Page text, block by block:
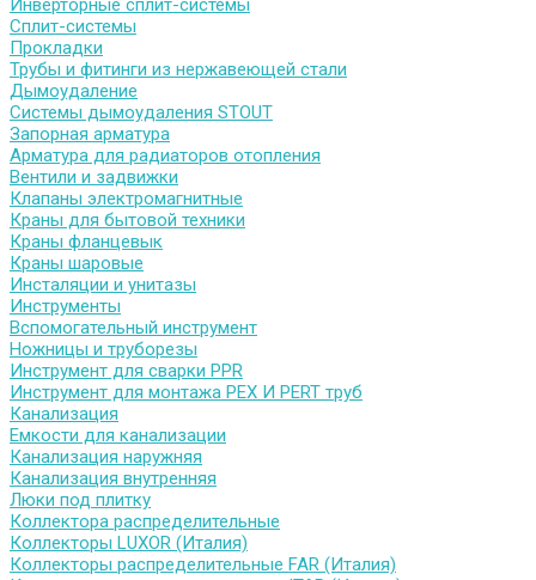
Инверторные сплит-системы
Сплит-системы
Прокладки
Трубы и фитинги из нержавеющей стали
Дымоудаление
Системы дымоудаления STOUT
Запорная арматура
Арматура для радиаторов отопления
Вентили и задвижки
Клапаны электромагнитные
Краны для бытовой техники
Краны фланцевык
Краны шаровые
Инсталяции и унитазы
Инструменты
Вспомогательный инструмент
Ножницы и труборезы
Инструмент для сварки PPR
Инструмент для монтажа PEX И PERT труб
Канализация
Емкости для канализации
Канализация наружняя
Канализация внутренняя
Люки под плитку
Коллектора распределительные
Коллекторы LUXOR (Италия)
Коллекторы распределительные FAR (Италия)